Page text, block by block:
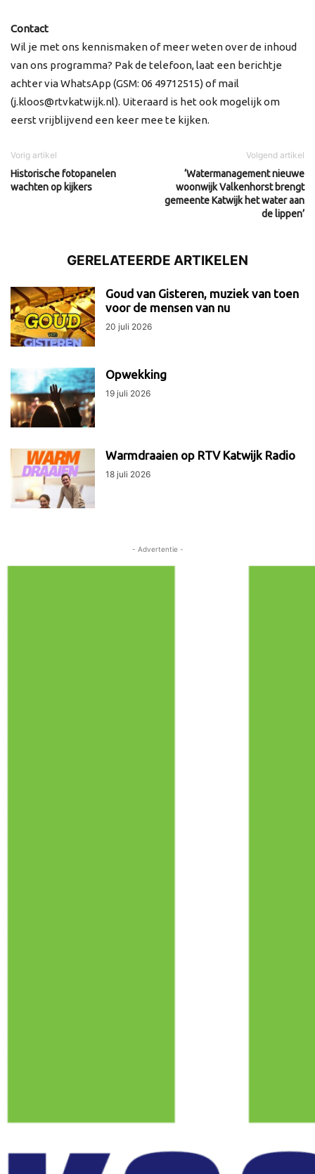
Contact
Wil je met ons kennismaken of meer weten over de inhoud
van ons programma? Pak de telefoon, laat een berichtje
achter via WhatsApp (GSM: 06 49712515) of mail
(j.kloos@rtvkatwijk.nl). Uiteraard is het ook mogelijk om
eerst vrijblijvend een keer mee te kijken.
Vorig artikel
Historische fotopanelen
wachten op kijkers
Volgend artikel
‘Watermanagement nieuwe
woonwijk Valkenhorst brengt
gemeente Katwijk het water aan
de lippen’
GERELATEERDE ARTIKELEN
Goud van Gisteren, muziek van toen
voor de mensen van nu
20 juli 2026
Opwekking
19 juli 2026
Warmdraaien op RTV Katwijk Radio
18 juli 2026
- Advertentie -